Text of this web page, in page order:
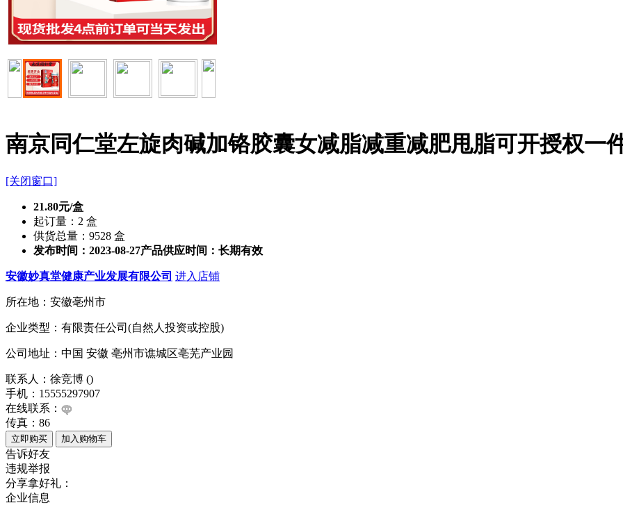
南京同仁堂左旋肉碱加铬胶囊女减脂减重减肥甩脂可开授权一
[关闭窗口]
21.80元/盒
起订量：2 盒
供货总量：9528 盒
发布时间：2023-08-27产品供应时间：长期有效
安徽妙真堂健康产业发展有限公司 进入店铺
所在地：安徽亳州市
企业类型：有限责任公司(自然人投资或控股)
公司地址：中国 安徽 亳州市谯城区亳芜产业园
联系人：徐竞博 ()
手机：15555297907
在线联系：
传真：86
告诉好友
违规举报
分享拿好礼：
企业信息